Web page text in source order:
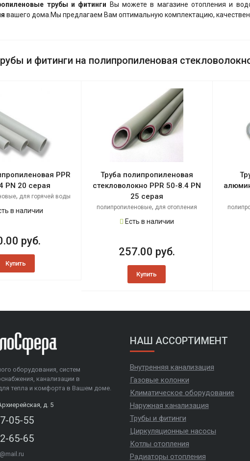
трубы и фитинги
Вы можете в магазине отопления и
вашего дома.Мы предлагаем Вам оптимальную комплектацию,
и фитинги на полипропиленовая
PPR
PN 20 серая
, для горячей воды
в наличии
руб.
Купить
Труба полипропиленовая
стекловолокно PPR 50-8.4 PN
25 серая
полипропиленовые, для отопления
Есть в наличии
257.00 руб.
Купить
оборудования, систем
канализации в
тепла и комфорта в Вашем доме.
д. 5
05-55
65-65
НАШ АССОРТИМЕНТ
Внутренняя канализация
Газовые колонки
Климатическое оборудование
Наружная канализация
Трубы и фитинги
Циркуляционные насосы
Котлы отопления
Радиаторы отопления